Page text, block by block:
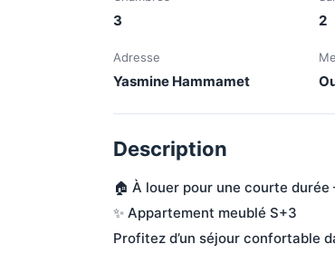
3 2
Adresse
Yasmine Hammamet
Description
🏠 À louer pour une courte durée
✨ Appartement meublé S+3
Profitez d’un séjour confortable